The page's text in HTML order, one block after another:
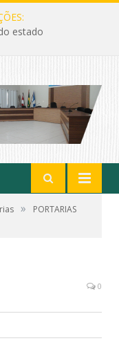
estado
»
PORTARIAS
0